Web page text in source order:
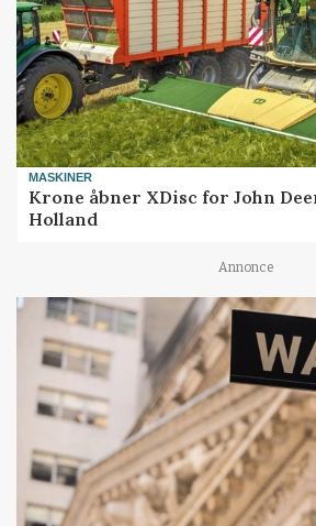
MASKINER
Krone åbner XDisc for John
Holland
Annonce